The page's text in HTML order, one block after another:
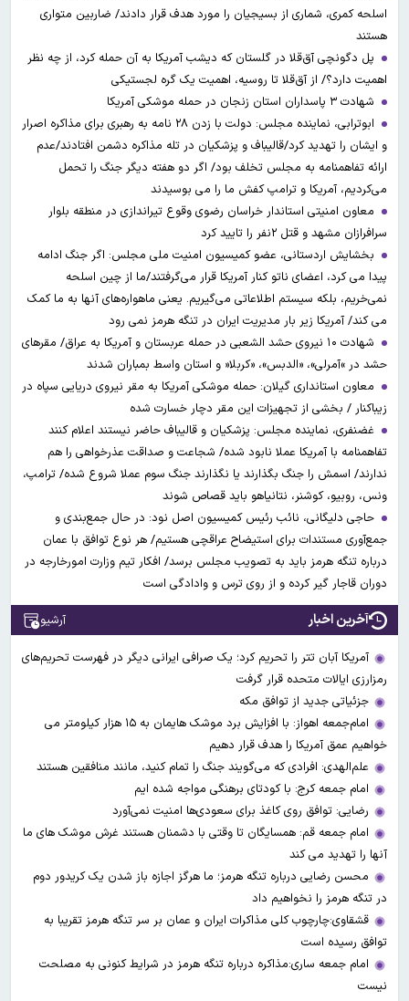
اسلحه کمری، شماری از بسیجیان را مورد هدف قرار دادند/ ضاربین متواری
هستند
پل دگونچی آق‌قلا در گلستان که دیشب آمریکا به آن حمله کرد، از چه نظر
اهمیت دارد؟/ از آق‌قلا تا روسیه، اهمیت یک گره لجستیکی
شهادت ۳ ‌پاسداران استان زنجان در حمله موشکی آمریکا
ابوترابی، نماینده مجلس: دولت با زدن ۲۸ نامه به رهبری برای مذاکره اصرار
و ایشان را تهدید کرد/قالیباف و پزشکیان در تله مذاکره دشمن افتادند/عدم
ارائه تفاهمنامه به مجلس تخلف بود/ اگر دو هفته دیگر جنگ را تحمل
می‌کردیم، آمریکا و ترامپ کفش ما را می بوسیدند
معاون امنیتی استاندار خراسان رضوی وقوع تیراندازی در منطقه بلوار
سرافرازان مشهد و قتل ۲نفر را تایید کرد
بخشایش اردستانی، عضو کمیسیون امنیت ملی مجلس: اگر جنگ ادامه
پیدا می کرد، اعضای ناتو کنار آمریکا قرار می‌گرفتند/ما از چین اسلحه
نمی‌خریم، بلکه سیستم اطلاعاتی می‌گیریم. یعنی ماهواره‌های آنها به ما کمک
می کند/ آمریکا زیر بار مدیریت ایران در تنگه هرمز نمی رود
شهادت ۱۰ نیروی حشد الشعبی در حمله عربستان و آمریکا به عراق/ مقرهای
حشد در »آمرلی»، «الدبس»، «کربلا« و استان واسط بمباران شدند
معاون استانداری گیلان: حمله موشکی آمریکا به مقر نیروی دریایی سپاه در
زیباکنار / بخشی از تجهیزات این مقر دچار خسارت شده
غضنفری، نماینده مجلس: پزشکیان و قالیباف حاضر نیستند اعلام کنند
تفاهمنامه با آمریکا عملا نابود شده/ شجاعت و صداقت عذرخواهی را هم
ندارند/ اسمش را جنگ بگذارند یا نگذارند جنگ سوم عملا شروع شده/ ترامپ،
ونس، روبیو، کوشنر، نتانیاهو باید قصاص شوند
حاجی دلیگانی، نائب رئیس کمیسیون اصل نود: در حال جمع‌بندی و
جمع‌آوری مستندات برای استیضاح عراقچی هستیم/ هر نوع توافق با عمان
درباره تنگه هرمز باید به تصویب مجلس برسد/ افکار تیم وزارت امورخارجه در
دوران قاجار گیر کرده و از روی ترس و وادادگی است
آخرین اخبار آرشیو
آمریکا آبان تتر را تحریم کرد؛ یک صرافی ایرانی دیگر در فهرست تحریم‌های
رمزارزی ایالات متحده قرار گرفت
جزئیاتی جدید از توافق مکه
امام‌جمعه اهواز: با افزایش برد موشک هایمان به ۱۵ هزار کیلومتر می
خواهیم عمق آمریکا را هدف قرار دهیم
علم‌الهدی: افرادی که می‌گویند جنگ را تمام کنید، مانند منافقین هستند
امام جمعه کرج: با کودتای برهنگی مواجه شده ایم
رضایی: توافق روی کاغذ برای سعودی‌ها امنیت نمی‌آورد
امام جمعه قم: همسایگان تا وقتی با دشمنان هستند غرش موشک های ما
آنها را تهدید می کند
محسن رضایی درباره تنگه هرمز؛ ما هرگز اجازه باز شدن یک کریدور دوم
در تنگه هرمز را نخواهیم داد
قشقاوی:چارچوب کلی مذاکرات ایران و عمان بر سر تنگه هرمز تقریبا به
توافق رسیده است
امام جمعه ساری:مذاکره درباره تنگه هرمز در شرایط کنونی به مصلحت
نیست